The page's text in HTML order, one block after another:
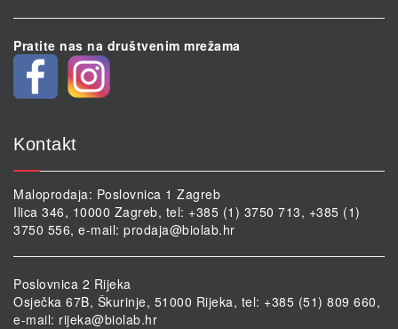
Pratite nas na društvenim mrežama
Kontakt
Maloprodaja: Poslovnica 1 Zagreb
Ilica 346, 10000 Zagreb, tel: +385 (1) 3750 713, +385 (1)
3750 556, e-mail: prodaja@biolab.hr
Poslovnica 2 Rijeka
Osječka 67B, Škurinje, 51000 Rijeka, tel: +385 (51) 809 660,
e-mail: rijeka@biolab.hr